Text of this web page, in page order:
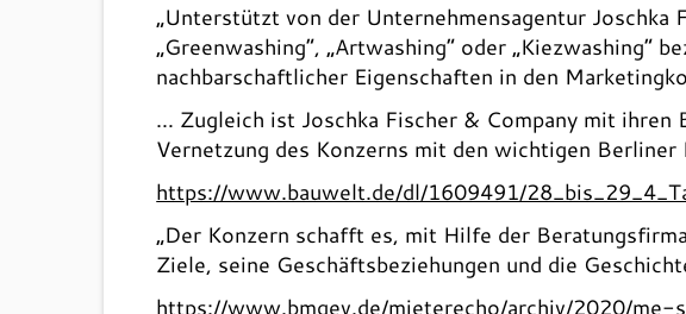
„Unterstützt von der Unternehmensagentur
„Greenwashing“, „Artwashing“ oder „Kiezwashing“
nachbarschaftlicher Eigenschaften in den
… Zugleich ist Joschka Fischer & Company mit
Vernetzung des Konzerns mit den wichtigen Berliner
https://www.bauwelt.de/dl/1609491/
„Der Konzern schafft es, mit Hilfe der
Ziele, seine Geschäftsbeziehungen und die
https://www.bmgev.de/mieterecho/archiv/2020/